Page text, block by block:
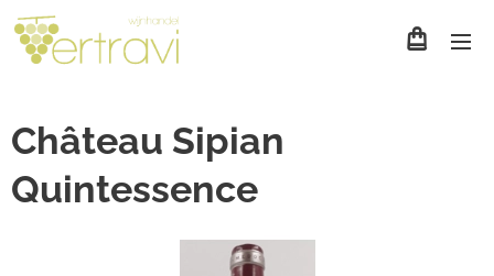
Château Sipian
Quintessence